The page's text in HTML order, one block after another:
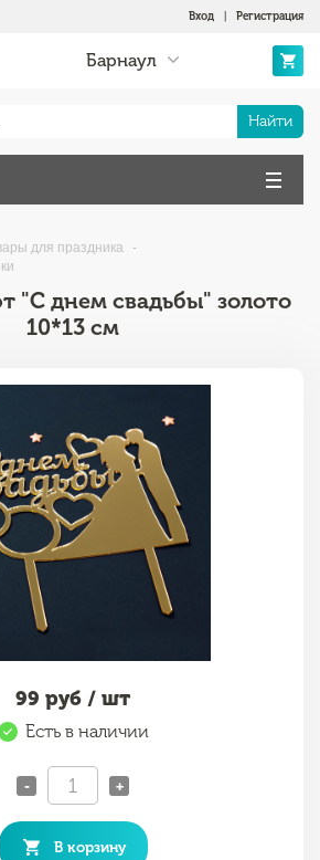
Вход Регистрация
Барнаул
Найти
для праздника
"С днем свадьбы" золото
10*13 см
99 руб / шт
Есть в наличии
- +
В корзину